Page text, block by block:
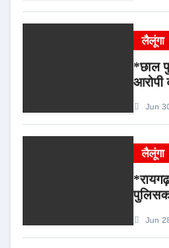
लैलूंगा
*छाल
आरोपी
Jun
लैलूंगा
Jun